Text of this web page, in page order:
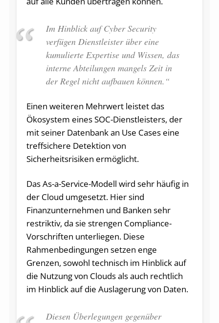
Im Hinblick auf Cyber Security
verfügen Dienstleister über eine
kumulierte Expertise und Wissen, das
interne Abteilungen mangels Zeit in
der Regel nicht aufbauen können.“
Einen weiteren Mehrwert leistet das
Ökosystem eines SOC-Dienstleisters, der
mit seiner Datenbank an Use Cases eine
treffsichere Detektion von
Sicherheitsrisiken ermöglicht.
Das As-a-Service-Modell wird sehr häufig in
der Cloud umgesetzt. Hier sind
Finanzunternehmen und Banken sehr
restriktiv, da sie strengen Compliance-
Vorschriften unterliegen. Diese
Rahmenbedingungen setzen enge
Grenzen, sowohl technisch im Hinblick auf
die Nutzung von Clouds als auch rechtlich
im Hinblick auf die Auslagerung von Daten.
Diesen Überlegungen gegenüber